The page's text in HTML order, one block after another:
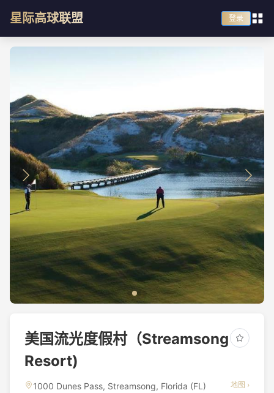
星际高球联盟 登录
美国流光度假村（Streamsong
Resort)
1000 Dunes Pass, Streamsong, Florida (FL)
地图 ›